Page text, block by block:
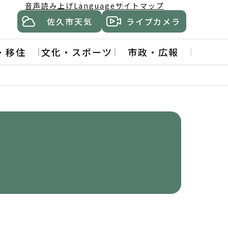
音声読み上げLanguage サイトマップ
佐久市天気 ライブカメラ
移住 文化・スポーツ 市政・広報